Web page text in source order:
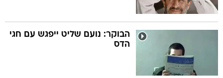
הבוקר: נועם שליט ייפגש עם חגי
הדס